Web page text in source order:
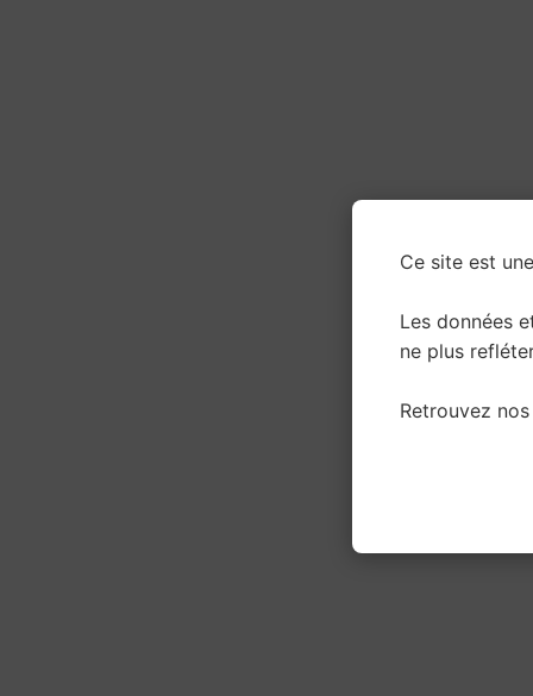
Ce site est
Les données
ne plus
Retrouvez